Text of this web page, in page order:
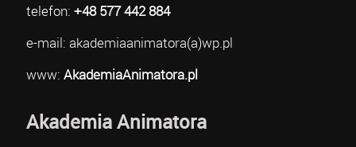
telefon: +48 577 442 884
e-mail: akademiaanimatora(a)wp.pl
www: AkademiaAnimatora.pl
Akademia Animatora